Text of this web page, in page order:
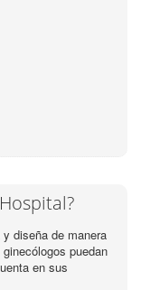
diseña de manera
puedan
en sus